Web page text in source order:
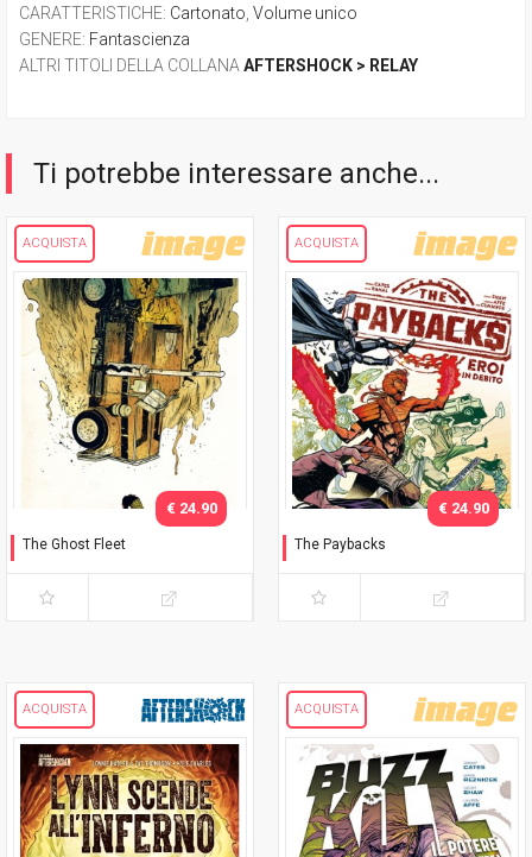
CARATTERISTICHE: Cartonato Volume unico
GENERE: Fantascienza
ALTRI TITOLI DELLA COLLANA AFTERSHOCK > RELAY
Ti potrebbe interessare anche...
ACQUISTA
The Ghost Fleet
€ 24.90
ACQUISTA
The Paybacks
€ 24.90
ACQUISTA ACQUISTA